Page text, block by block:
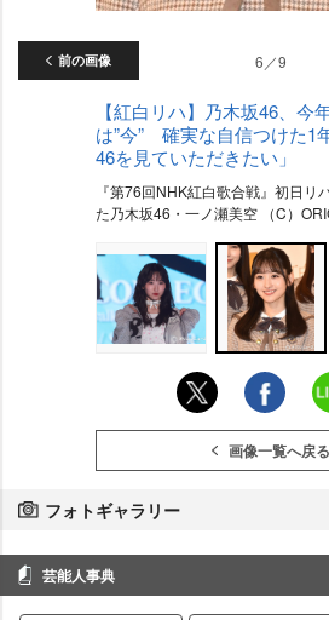
前の画像 6／9
【紅白リハ】乃木坂46、今
は”今” 確実な自信つけた1
46を見ていただきたい」
『第76回NHK紅白歌合戦』初日リ
た乃木坂46・一ノ瀬美空 （C）
画像一覧へ戻る
フォトギャラリー
芸能人事典